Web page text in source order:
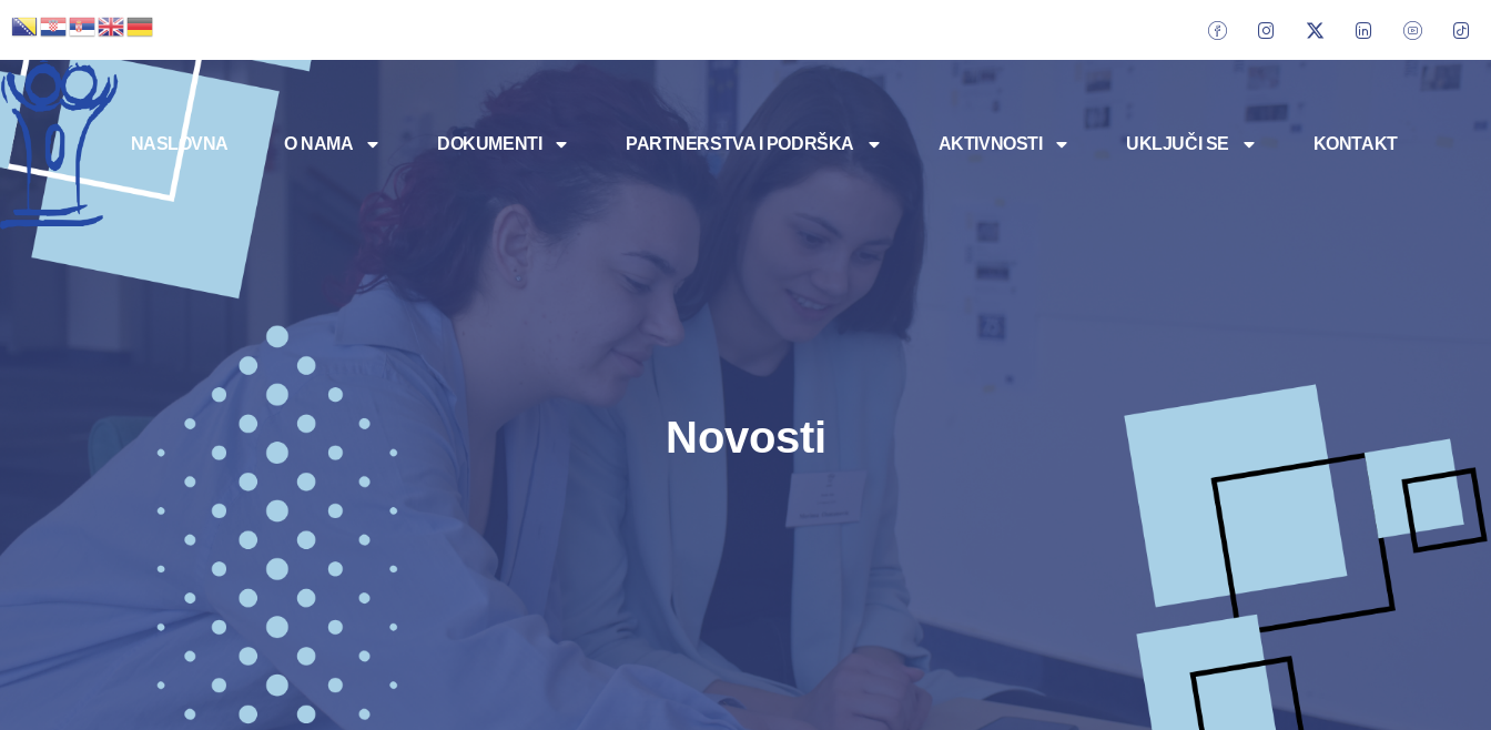
NASLOVNA O NAMA DOKUMENTI PARTNERSTVA I PODRŠKA AKTIVNOSTI UKLJUČI SE KONTAKT
Novosti